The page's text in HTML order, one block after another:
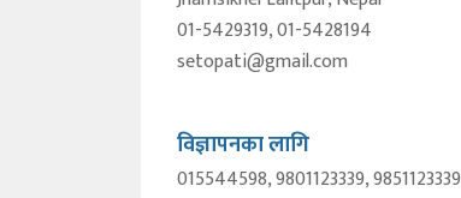
01-5429319, 01-5428194
setopati@gmail.com
विज्ञापनका लागि
015544598, 9801123339, 9851123339